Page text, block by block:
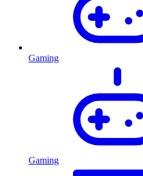
Gaming
Gaming